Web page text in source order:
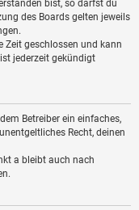
bist, so darfst du
des Boards gelten jeweils
Zeit geschlossen und kann
jederzeit gekündigt
Betreiber ein einfaches,
Recht, deinen
a bleibt auch nach